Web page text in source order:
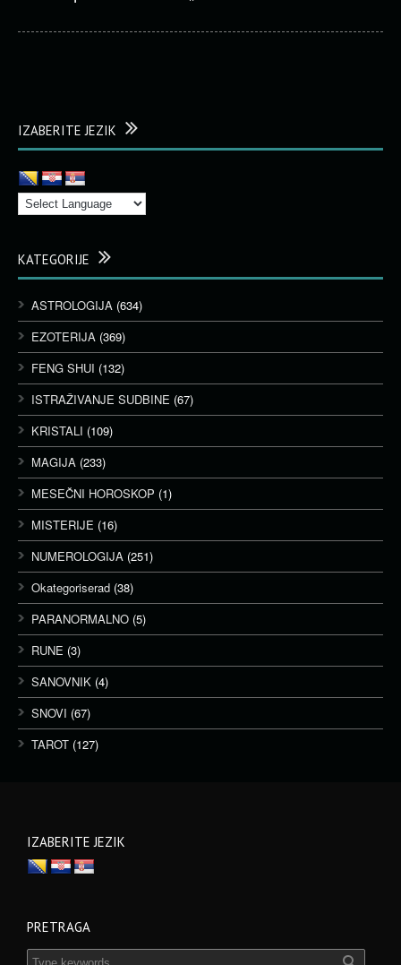
IZABERITE JEZIK
KATEGORIJE
ASTROLOGIJA (634)
EZOTERIJA (369)
FENG SHUI (132)
ISTRAŽIVANJE SUDBINE (67)
KRISTALI (109)
MAGIJA (233)
MESEČNI HOROSKOP (1)
MISTERIJE (16)
NUMEROLOGIJA (251)
Okategoriserad (38)
PARANORMALNO (5)
RUNE (3)
SANOVNIK (4)
SNOVI (67)
TAROT (127)
IZABERITE JEZIK
PRETRAGA